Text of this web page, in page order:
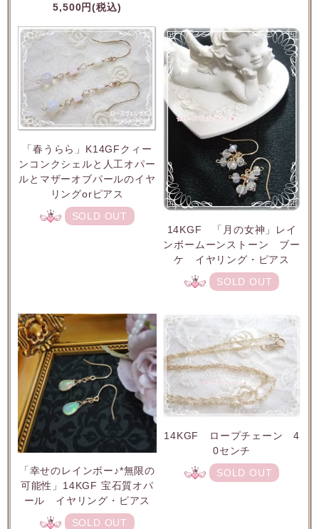
5,500円(税込)
「春うらら」K14GFクィー
ンコンクシェルと人工オパー
ルとマザーオブパールのイヤ
リングorピアス
SOLD OUT
14KGF 「月の女神」レイ
ンボームーンストーン ブー
ケ イヤリング・ピアス
SOLD OUT
「幸せのレインボー♪*無限の
可能性」14KGF 宝石質オパ
ール イヤリング・ピアス
SOLD OUT
14KGF ロープチェーン 4
0センチ
SOLD OUT